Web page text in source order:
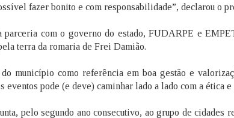
fazer bonito e com responsabilidade”, declarou o
com o governo do estado, FUDARPE e
terra da romaria de Frei Damião.
município como referência em boa gestão e
eventos pode (e deve) caminhar lado a lado com a ética e
pelo segundo ano consecutivo, ao grupo de cidades